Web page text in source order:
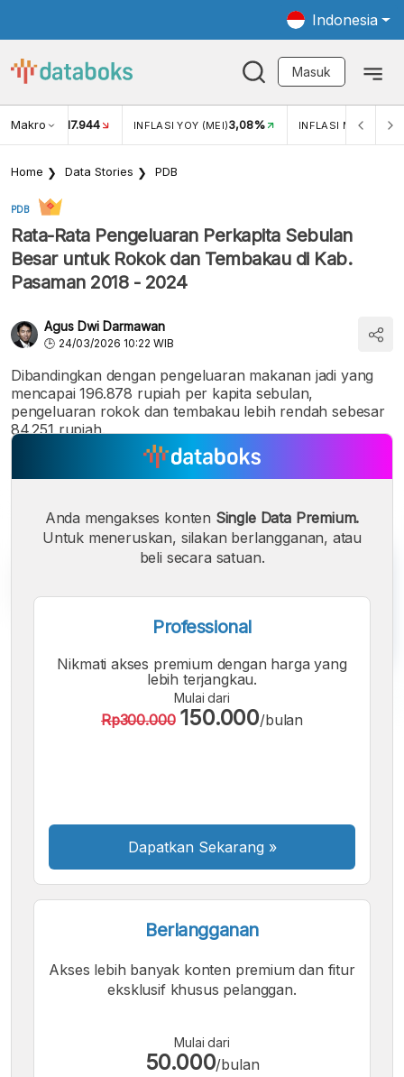
Indonesia
Masuk
Makro
USD/IDR 17.944 INFLASI YOY (MEI)3,08% INFLASI MOM (MEI)
Home Data Stories PDB
PDB
Rata-Rata Pengeluaran Perkapita Sebulan
Besar untuk Rokok dan Tembakau di Kab.
Pasaman 2018 - 2024
Agus Dwi Darmawan
24/03/2026 10:22 WIB
Dibandingkan dengan pengeluaran makanan jadi yang
mencapai 196.878 rupiah per kapita sebulan,
pengeluaran rokok dan tembakau lebih rendah sebesar
84.251 rupiah.
Besar
Anda mengakses konten Single Data Premium.
Untuk meneruskan, silakan berlangganan, atau
beli secara satuan.
Professional
Nikmati akses premium dengan harga yang
lebih terjangkau.
Mulai dari
Rp300.000 150.000/bulan
Dapatkan Sekarang »
Berlangganan
Akses lebih banyak konten premium dan fitur
eksklusif khusus pelanggan.
Mulai dari
50.000/bulan